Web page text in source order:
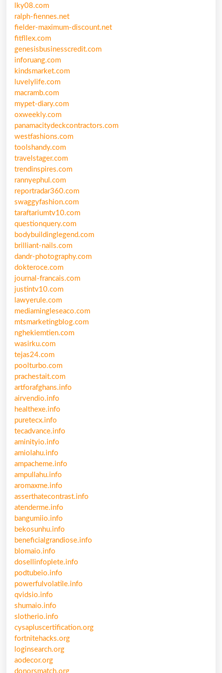
lky08.com
ralph-fiennes.net
fielder-maximum-discount.net
fitfllex.com
genesisbusinesscredit.com
inforuang.com
kindsmarket.com
luvelylife.com
macramb.com
mypet-diary.com
oxweekly.com
panamacitydeckcontractors.com
westfashions.com
toolshandy.com
travelstager.com
trendinspires.com
rannyephul.com
reportradar360.com
swaggyfashion.com
taraftariumtv10.com
questionquery.com
bodybuildinglegend.com
brilliant-nails.com
dandr-photography.com
dokteroce.com
journal-francais.com
justintv10.com
lawyerule.com
mediamingleseaco.com
mtsmarketingblog.com
nghekiemtien.com
wasirku.com
tejas24.com
poolturbo.com
prachestait.com
artforafghans.info
airvendio.info
healthexe.info
puretecx.info
tecadvance.info
aminityio.info
amiolahu.info
ampacheme.info
ampullahu.info
aromaxme.info
asserthatecontrast.info
atenderme.info
bangumiio.info
bekosunhu.info
beneficialgrandiose.info
blomaio.info
dosellinfoplete.info
podtubeio.info
powerfulvolatile.info
qvidsio.info
shumaio.info
slotherio.info
cysapluscertification.org
fortnitehacks.org
loginsearch.org
aodecor.org
donorsmatch.org